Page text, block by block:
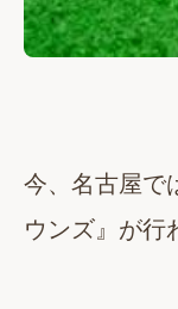
今、名古屋で
ウンズ』が行